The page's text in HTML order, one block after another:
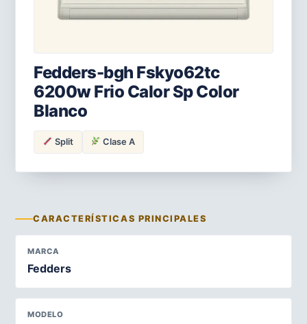
Fedders-bgh Fskyo62tc
6200w Frio Calor Sp Color
Blanco
Split Clase A
CARACTERÍSTICAS PRINCIPALES
MARCA
Fedders
MODELO